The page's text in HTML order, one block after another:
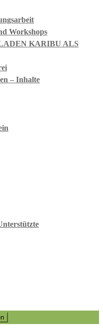
Workshops
KARIBU ALS
– Inhalte